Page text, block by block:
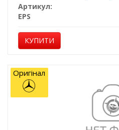
Артикул:
EPS
КУПИТИ
Оригінал